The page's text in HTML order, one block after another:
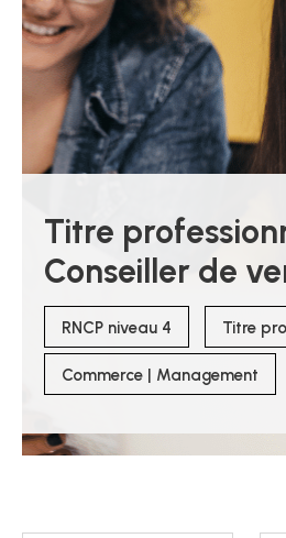
Titre
Conseiller de
RNCP niveau 4 Titre
Commerce | Management